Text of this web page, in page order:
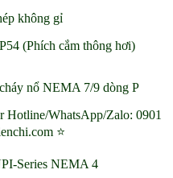
không gỉ
(Phích cắm thông hơi)
nổ NEMA 7/9 dòng P
Hotline/WhatsApp/Zalo: 0901
⭐
Series NEMA 4